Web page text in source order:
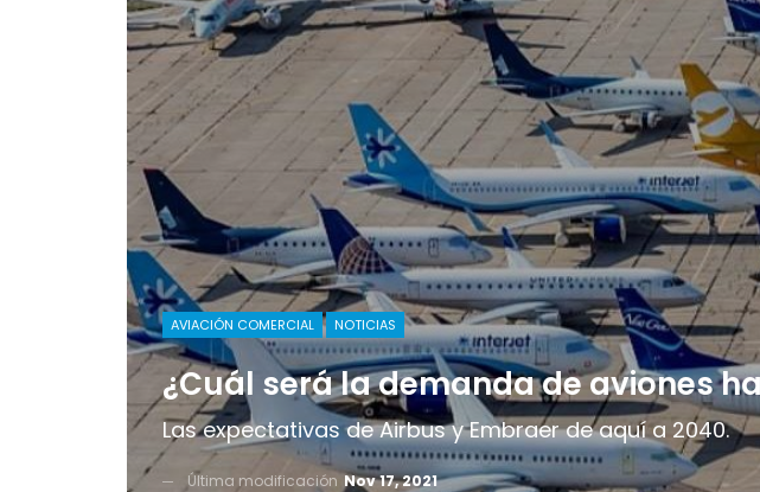
AVIACIÓN COMERCIAL NOTICIAS
¿Cuál será la demanda de aviones
Las expectativas de Airbus y Embraer de aquí a 2040.
Última modificación Nov 17, 2021